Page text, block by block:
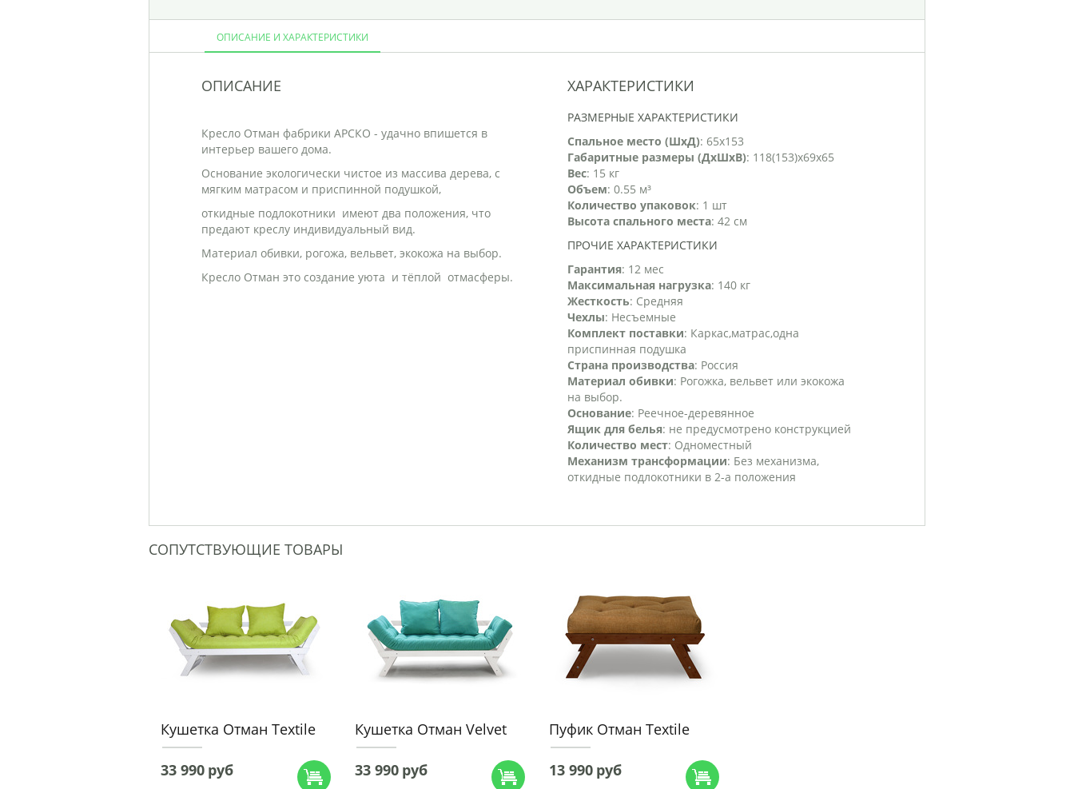
ОПИСАНИЕ И ХАРАКТЕРИСТИКИ
ОПИСАНИЕ
Кресло Отман фабрики АРСКО - удачно впишется в
интерьер вашего дома.
Основание экологически чистое из массива дерева, с
мягким матрасом и приспинной подушкой,
откидные подлокотники имеют два положения, что
предают креслу индивидуальный вид.
Материал обивки, рогожа, вельвет, экокожа на выбор.
Кресло Отман это создание уюта и тёплой отмасферы.
ХАРАКТЕРИСТИКИ
РАЗМЕРНЫЕ ХАРАКТЕРИСТИКИ
Спальное место (ШхД): 65х153
Габаритные размеры (ДхШхВ): 118(153)х69х65
Вес: 15 кг
Объем: 0.55 м³
Количество упаковок: 1 шт
Высота спального места: 42 см
ПРОЧИЕ ХАРАКТЕРИСТИКИ
Гарантия: 12 мес
Максимальная нагрузка: 140 кг
Жесткость: Средняя
Чехлы: Несъемные
Комплект поставки: Каркас,матрас,одна
приспинная подушка
Страна производства: Россия
Материал обивки: Рогожка, вельвет или экокожа
на выбор.
Основание: Реечное-деревянное
Ящик для белья: не предусмотрено конструкцией
Количество мест: Одноместный
Механизм трансформации: Без механизма,
откидные подлокотники в 2-а положения
СОПУТСТВУЮЩИЕ ТОВАРЫ
Кушетка Отман Textile
33 990 руб
Кушетка Отман Velvet
33 990 руб
Пуфик Отман Textile
13 990 руб